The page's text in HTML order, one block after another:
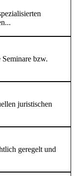
bzw.
juristischen
geregelt und